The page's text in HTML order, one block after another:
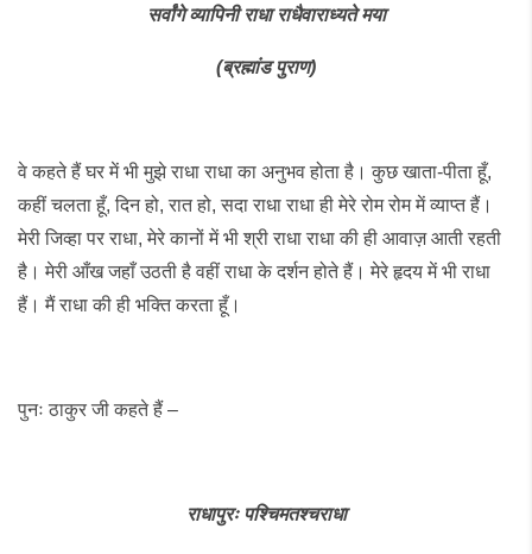
सर्वांगे व्यापिनी राधा राधैवाराध्यते मया
(ब्रह्मांड पुराण)
वे कहते हैं घर में भी मुझे राधा राधा का अनुभव होता है। कुछ खाता-पीता हूँ,
कहीं चलता हूँ, दिन हो, रात हो, सदा राधा राधा ही मेरे रोम रोम में व्याप्त हैं।
मेरी जिव्हा पर राधा, मेरे कानों में भी श्री राधा राधा की ही आवाज़ आती रहती
है। मेरी आँख जहाँ उठती है वहीं राधा के दर्शन होते हैं। मेरे हृदय में भी राधा
हैं। मैं राधा की ही भक्ति करता हूँ।
पुनः ठाकुर जी कहते हैं –
राधापुरः पश्चिमतश्चराधा